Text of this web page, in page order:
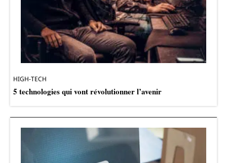
HIGH-TECH
5 technologies qui vont révolutionner l’avenir